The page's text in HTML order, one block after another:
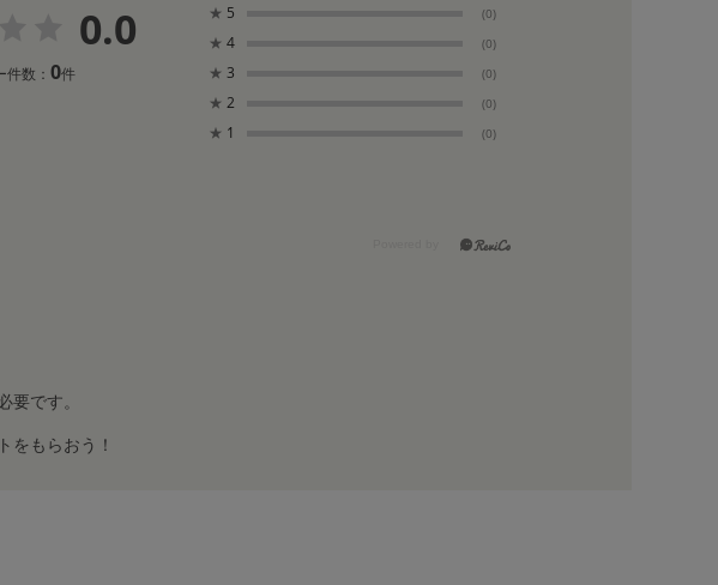
0.0
件数： 0件
★ 5 (0)
★ 4 (0)
★ 3 (0)
★ 2 (0)
★ 1 (0)
要です。
をもらおう！